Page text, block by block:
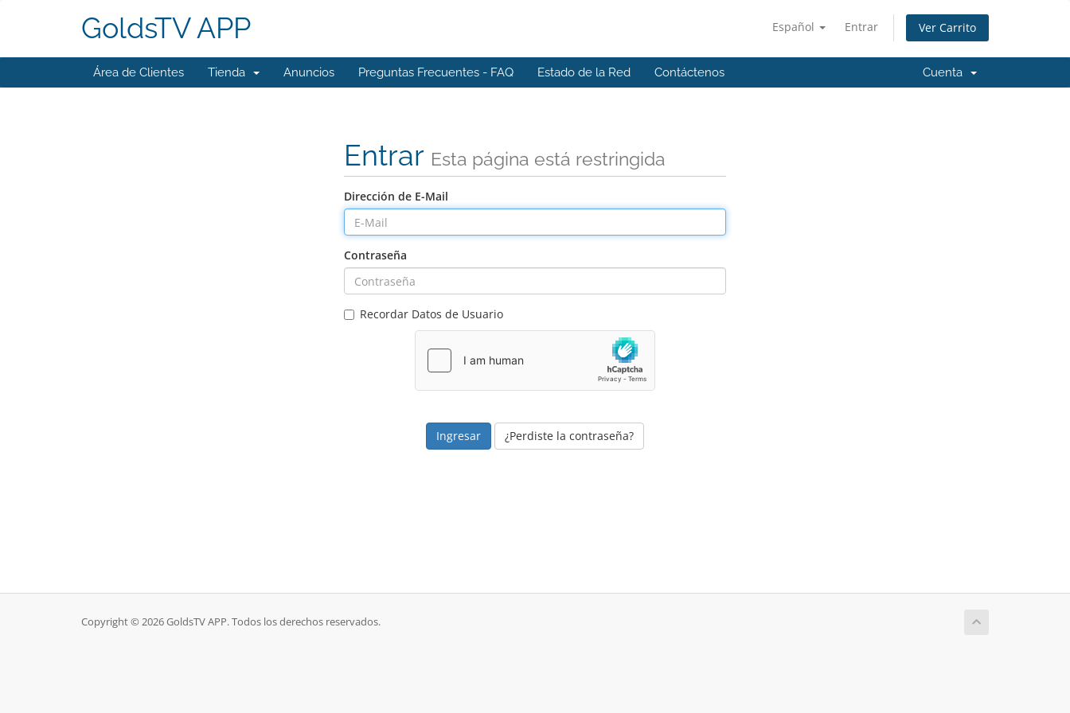
Español Entrar Ver Carrito
GoldsTV APP
Área de Clientes Tienda Anuncios Preguntas Frecuentes - FAQ Estado de la Red Contáctenos Cuenta
Entrar Esta página está restringida
Dirección de E-Mail
Contraseña
Recordar Datos de Usuario
¿Perdiste la contraseña?
Copyright © 2026 GoldsTV APP. Todos los derechos reservados.